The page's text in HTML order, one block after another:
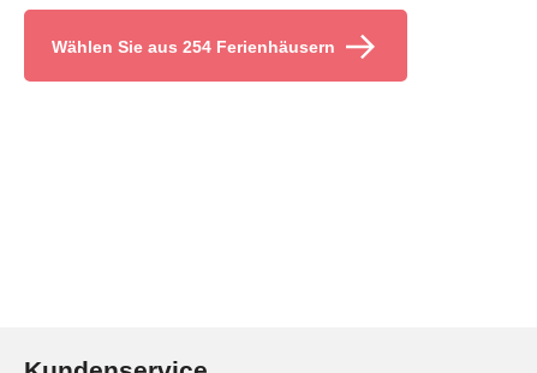
Wählen Sie aus 254 Ferienhäusern